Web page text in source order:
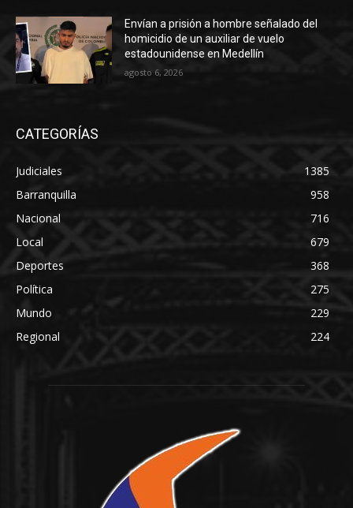
Envían a prisión a hombre señalado del
homicidio de un auxiliar de vuelo
estadounidense en Medellín
agosto 6, 2026
CATEGORÍAS
Judiciales
1385
Barranquilla
958
Nacional
716
Local
679
Deportes
368
Política
275
Mundo
229
Regional
224